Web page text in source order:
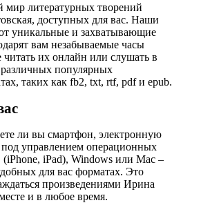
мир литературных творений
доступных для вас. Наши
уникальные и захватывающие
вам незабываемые часы
их онлайн или слушать в
различных популярных
таких как fb2, txt, rtf, pdf и epub.
ли вы смартфон, электронную
управлением операционных
iPad), Windows или Mac –
для вас форматах. Это
произведениями Ирина
и в любое время.